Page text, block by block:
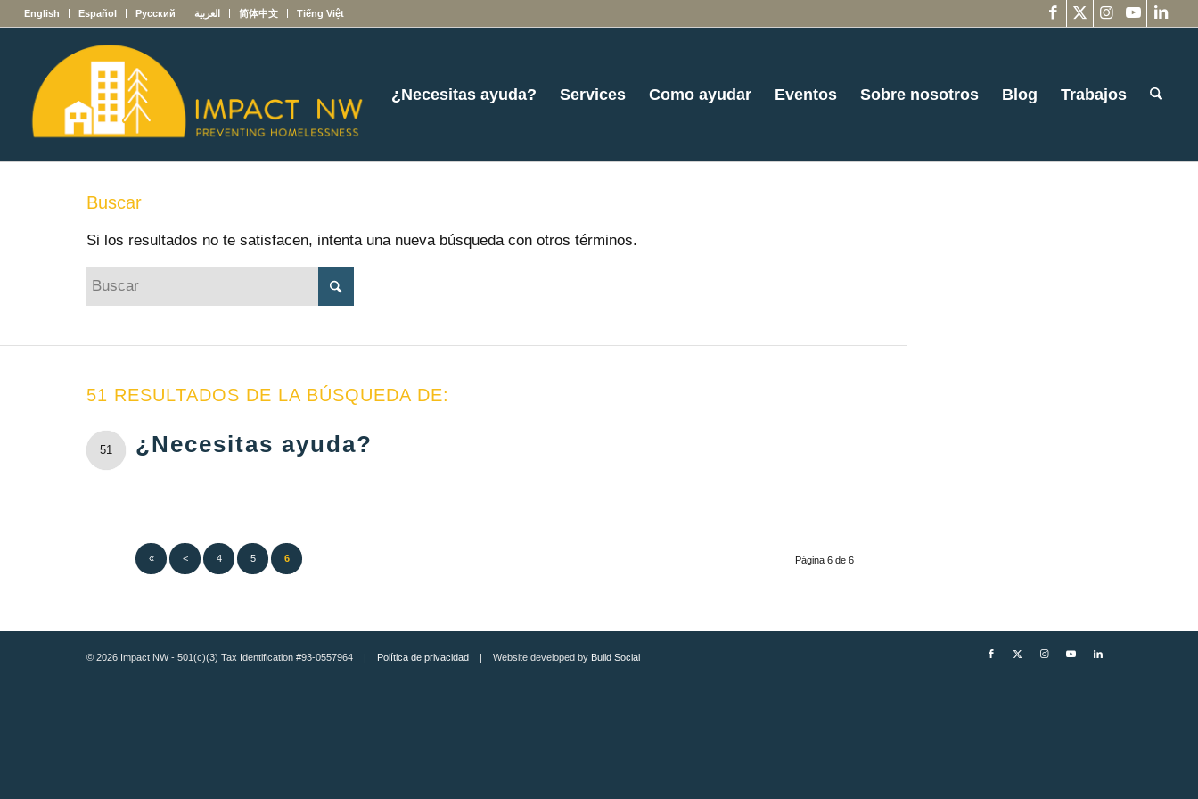
English Español Русский العربية 简体中文 Tiếng Việt
¿Necesitas ayuda? Services Como ayudar Eventos Sobre nosotros Blog Trabajos
Buscar
Si los resultados no te satisfacen, intenta una nueva búsqueda con otros términos.
51 RESULTADOS DE LA BÚSQUEDA DE:
51 ¿Necesitas ayuda?
Página 6 de 6
« < 4 5 6
© 2026 Impact NW - 501(c)(3) Tax Identification #93-0557964 | Política de privacidad | Website developed by Build Social